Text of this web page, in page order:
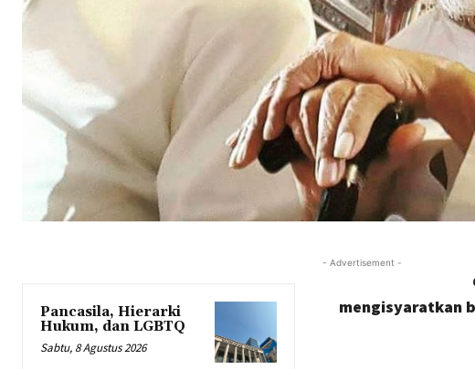
Pancasila, Hierarki
Hukum, dan LGBTQ
Sabtu, 8 Agustus 2026
- Advertisement -
mengisyaratkan